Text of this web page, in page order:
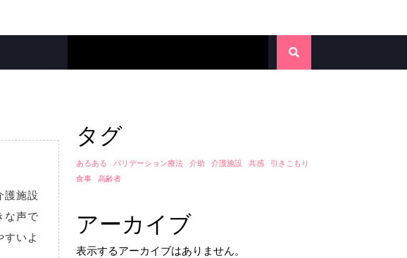
護施設
な声で
いよ
タグ
あるある バリデーション療法 介助 介護施設 共感
引きこもり
食事
高齢者
アーカイブ
表示するアーカイブはありません。